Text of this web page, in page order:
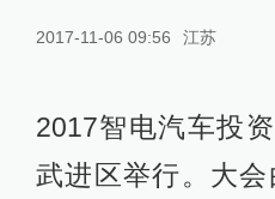
2017-11-06 09:56 江苏
2017智电汽车投
武进区举行。大